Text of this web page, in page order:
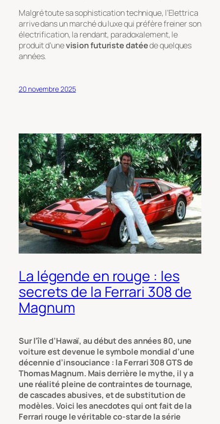
Malgré toute sa sophistication technique, l’Elettrica
arrive dans un marché du luxe qui préfère freiner son
électrification, la rendant, paradoxalement, le
produit d’unevision futuriste datéede quelques
années.
20 novembre 2025
La légende en rouge : les
secrets de la Ferrari 308 de
Magnum
Sur l’île d’Hawaï, au début des années 80, une
voiture est devenue le symbole mondial d’une
décennie d’insouciance : la Ferrari 308 GTS de
Thomas Magnum. Mais derrière le mythe, il y a
une réalité pleine de contraintes de tournage,
de cascades abusives, et de substitution de
modèles. Voici les anecdotes qui ont fait de la
Ferrari rouge le véritable co-star de la série